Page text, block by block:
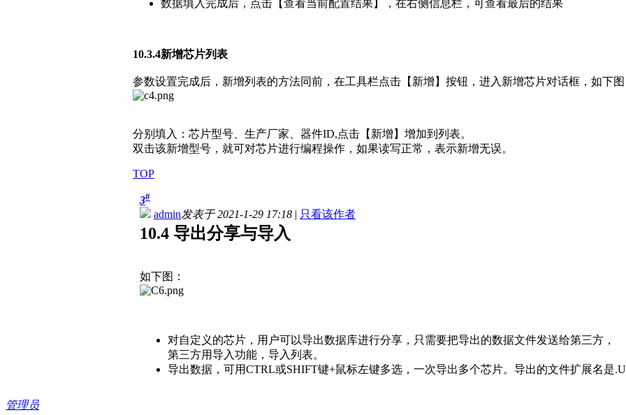
数据填入完成后，点击【查看当前配置结果】，在右侧信息栏，可查看最后的结果
10.3.4新增芯片列表
参数设置完成后，新增列表的方法同前，在工具栏点击【新增】按钮，进入新增芯片对话框，如下图
分别填入：芯片型号、生产厂家、器件ID,点击【新增】增加到列表。
双击该新增型号，就可对芯片进行编程操作，如果读写正常，表示新增无误。
TOP
管理员
3#
admin发表于 2021-1-29 17:18 | 只看该作者
10.4 导出分享与导入
如下图：
对自定义的芯片，用户可以导出数据库进行分享，只需要把导出的数据文件发送给第三方，
第三方用导入功能，导入列表。
导出数据，可用CTRL或SHIFT键+鼠标左键多选，一次导出多个芯片。导出的文件扩展名是